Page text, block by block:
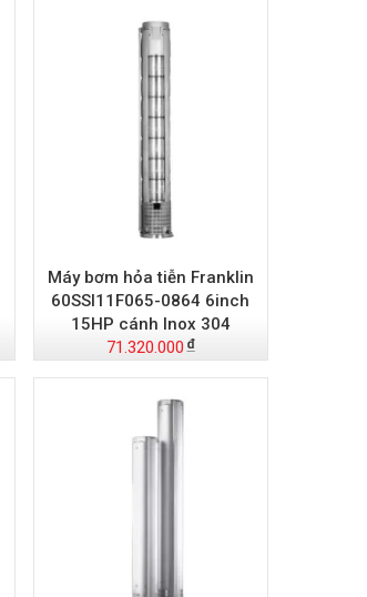
Máy bơm hỏa tiễn Franklin
60SSI11F065-0864 6inch
15HP cánh Inox 304
71.320.000